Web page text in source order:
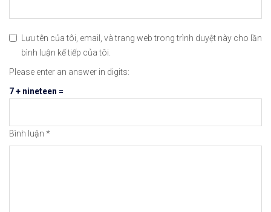
Lưu tên của tôi, email, và trang web trong trình duyệt này cho lần
bình luận kế tiếp của tôi.
Please enter an answer in digits:
7 + nineteen =
Bình luận *